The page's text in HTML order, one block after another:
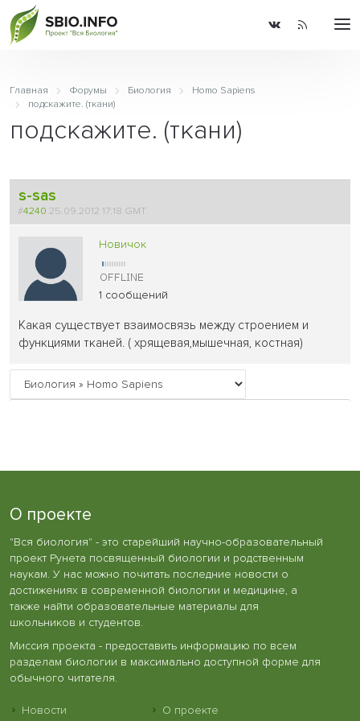
Главная Форумы Биология
Homo Sapiens
подскажите. (ткани)
подскажите. (ткани)
s-sas
#4240 25.09.2012 17:18 GMT
Новичок
1 сообщений
Какая существует взаимосвязь между строением и
функциями тканей. ( хрящевая,мышечная, костная)
О проекте
"Вся биология" - это старейший научно-образовательный
проект Рунета посвященный биологии и родственным
наукам. У нас можно почитать последние новости о
достижениях в современной биологии и медицине, а
также найти образовательные материалы для
школьников и студентов.
Миссия проекта - предоставить информацию по всем
разделам биологии в максимально доступной форме для
обычного читателя.
Новости О проекте